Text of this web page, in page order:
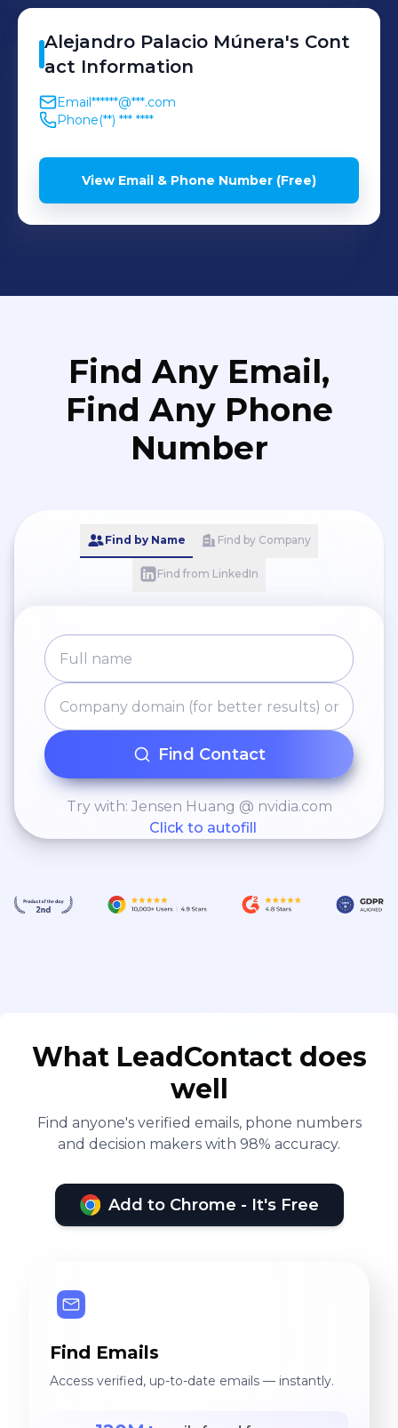
Alejandro Palacio Múnera's Cont
act Information
Email******@***.com
Phone(**) *** ****
View Email & Phone Number (Free)
Find Any Email,
Find Any Phone
Number
Find by Name Find by Company
Find from LinkedIn
Find Contact
Try with: Jensen Huang @ nvidia.com
Click to autofill
What LeadContact does
well
Find anyone's verified emails, phone numbers
and decision makers with 98% accuracy.
Add to Chrome - It's Free
Find Emails
Access verified, up-to-date emails — instantly.